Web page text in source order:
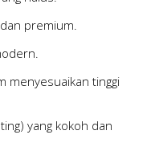
premium.
menyesuaikan tinggi
yang kokoh dan